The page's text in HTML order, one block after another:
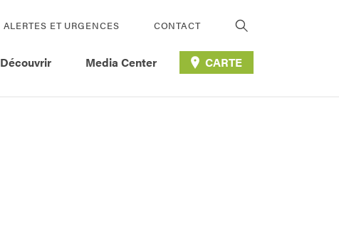
ALERTES ET URGENCES CONTACT
Découvrir Media Center CARTE